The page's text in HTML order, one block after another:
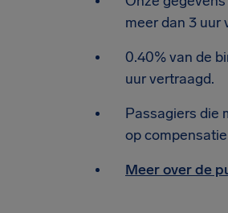
meer dan 3 uur
0.40% van de
uur vertraagd.
Passagiers die
op
Meer over de